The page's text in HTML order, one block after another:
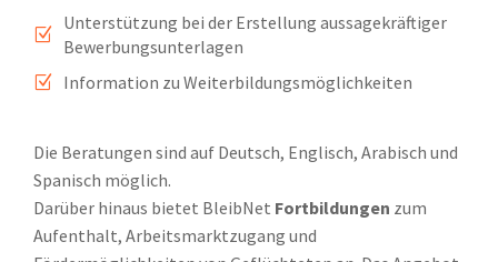
Z
Unterstützung bei der Erstellung aussagekräftiger
Bewerbungsunterlagen
Z Information zu Weiterbildungsmöglichkeiten
Die Beratungen sind auf Deutsch, Englisch, Arabisch und
Spanisch möglich.
Darüber hinaus bietet BleibNet Fortbildungen zum
Aufenthalt, Arbeitsmarktzugang und